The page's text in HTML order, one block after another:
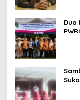
Dua